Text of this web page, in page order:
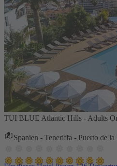
TUI BLUE Atlantic Hills - Adults
Spanien - Teneriffa - Puerto de la